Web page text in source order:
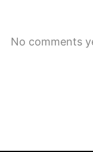
No comments